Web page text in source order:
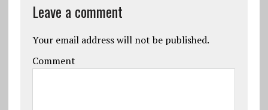
Leave a comment
Your email address will not be published.
Comment